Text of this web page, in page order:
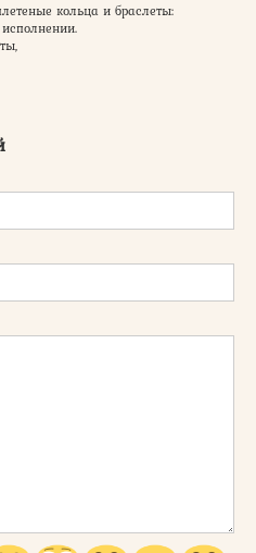
кольца и браслеты: